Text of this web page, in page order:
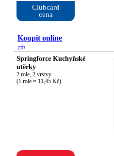
Clubcard
cena
Koupit online
Springforce Kuchyňské
utěrky
2 role, 2 vrstvy
(1 role = 11,45 Kč)